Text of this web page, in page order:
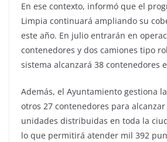
En ese contexto, informó que el
Limpia continuará ampliando su
este año. En julio entrarán en
contenedores y dos camiones tipo
sistema alcanzará 38 contenedores
Además, el Ayuntamiento gestiona
otros 27 contenedores para
unidades distribuidas en toda la
lo que permitirá atender mil 392